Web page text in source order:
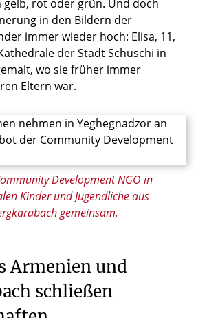
Development NGO in
Kinder und Jugendliche aus
gemeinsam.
gelb, rot oder grün. Und doch
in den Bildern der
immer wieder hoch: Elisa, 11,
der Stadt Schuschi in
wo sie früher immer
Eltern war.
Armenien und
schließen